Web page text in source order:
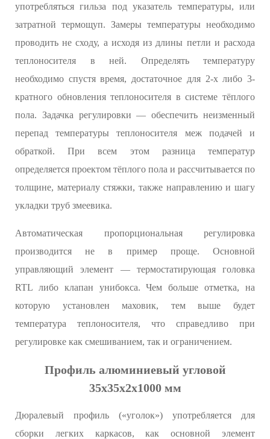
употребляться гильза под указатель температуры, или
затратной термощуп. Замеры температуры необходимо
проводить не сходу, а исходя из длины петли и расхода
теплоносителя в ней. Определять температуру
необходимо спустя время, достаточное для 2-х либо 3-
кратного обновления теплоносителя в системе тёплого
пола. Задачка регулировки — обеспечить неизменный
перепад температуры теплоносителя меж подачей и
обраткой. При всем этом разница температур
определяется проектом тёплого пола и рассчитывается по
толщине, материалу стяжки, также направлению и шагу
укладки труб змеевика.
Автоматическая пропорциональная регулировка
производится не в пример проще. Основной
управляющий элемент — термостатирующая головка
RTL либо клапан унибокса. Чем больше отметка, на
которую установлен маховик, тем выше будет
температура теплоносителя, что справедливо при
регулировке как смешиванием, так и ограничением.
Профиль алюминиевый угловой
35х35х2x1000 мм
Дюралевый профиль («уголок») употребляется для
сборки легких каркасов, как основной элемент